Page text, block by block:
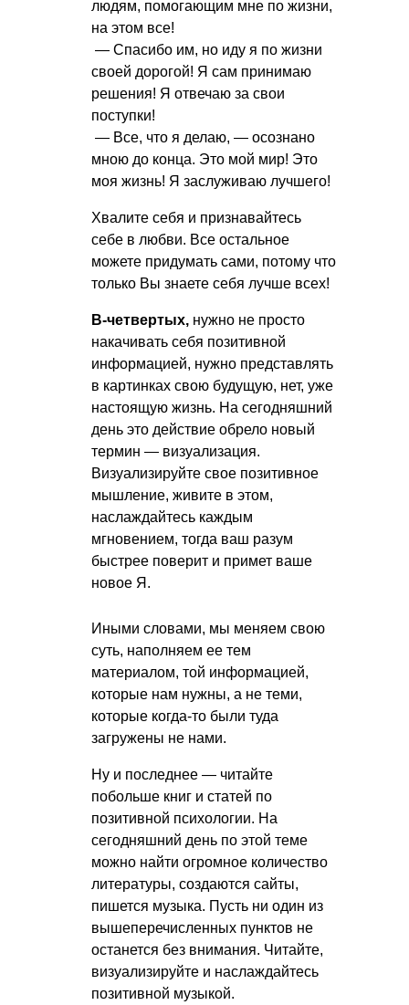
людям, помогающим мне по жизни,
на этом все!
— Спасибо им, но иду я по жизни
своей дорогой! Я сам принимаю
решения! Я отвечаю за свои
поступки!
— Все, что я делаю, — осознано
мною до конца. Это мой мир! Это
моя жизнь! Я заслуживаю лучшего!
Хвалите себя и признавайтесь
себе в любви. Все остальное
можете придумать сами, потому что
только Вы знаете себя лучше всех!
В-четвертых, нужно не просто
накачивать себя позитивной
информацией, нужно представлять
в картинках свою будущую, нет, уже
настоящую жизнь. На сегодняшний
день это действие обрело новый
термин — визуализация.
Визуализируйте свое позитивное
мышление, живите в этом,
наслаждайтесь каждым
мгновением, тогда ваш разум
быстрее поверит и примет ваше
новое Я.
Иными словами, мы меняем свою
суть, наполняем ее тем
материалом, той информацией,
которые нам нужны, а не теми,
которые когда-то были туда
загружены не нами.
Ну и последнее — читайте
побольше книг и статей по
позитивной психологии. На
сегодняшний день по этой теме
можно найти огромное количество
литературы, создаются сайты,
пишется музыка. Пусть ни один из
вышеперечисленных пунктов не
останется без внимания. Читайте,
визуализируйте и наслаждайтесь
позитивной музыкой.